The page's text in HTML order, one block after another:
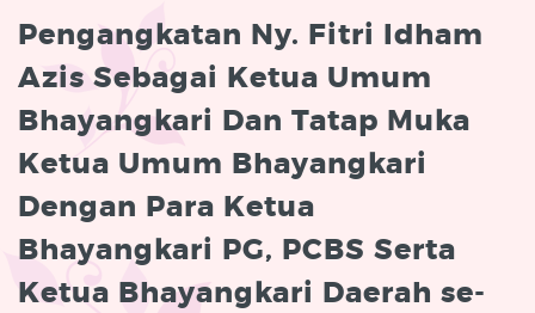
Pengangkatan Ny. Fitri Idham
Azis Sebagai Ketua Umum
Bhayangkari Dan Tatap Muka
Ketua Umum Bhayangkari
Dengan Para Ketua
Bhayangkari PG, PCBS Serta
Ketua Bhayangkari Daerah se-